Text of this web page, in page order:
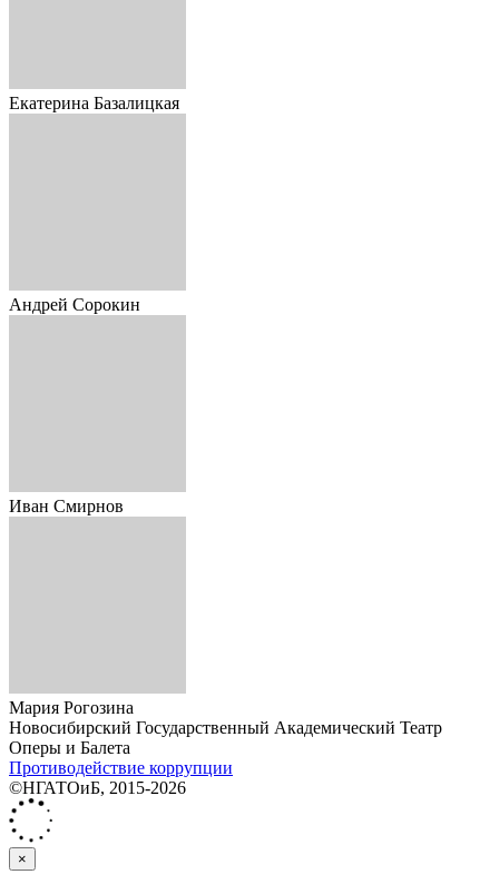
Екатерина Базалицкая
Андрей Сорокин
Иван Смирнов
Мария Рогозина
Новосибирский Государственный Академический Театр
Оперы и Балета
Противодействие коррупции
©НГАТОиБ, 2015-2026
×